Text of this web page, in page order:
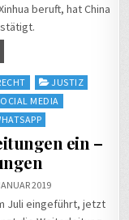
beruft, hat China
JUSTIZ
MEDIA
ein –
2019
Juli eingeführt, jetzt